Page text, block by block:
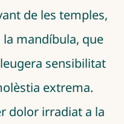
de les temples,
la mandíbula, que
sensibilitat
extrema.
dolor irradiat a la